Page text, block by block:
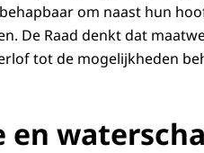
om naast hun
De Raad denkt dat
tot de mogelijkheden
en